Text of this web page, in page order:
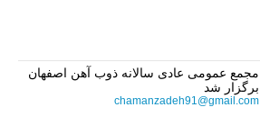
مجمع عمومی عادی سالانه ذوب آهن اصفهان
برگزار شد
chamanzadeh91@gmail.com